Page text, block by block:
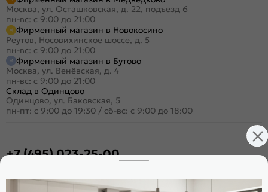
Москва, ул. Осташковская, д. 22, подъезд 6
пн-вс: с 9:00 до 21:00
Фирменный магазин в Новокосино
Реутов, Носовихинское шоссе, д. 5
пн-вс: с 9:00 до 21:00
Фирменный магазин в Бутово
Москва, ул. Венёвская, д. 4
пн-вс: с 9:00 до 21:00
Склад в Одинцово
Одинцово, ул. Баковская, 5
пн-пт: с 9:00 до 19:30 / сб-вс: с 9:00 до 18:00
+7 (495) 023-25-00